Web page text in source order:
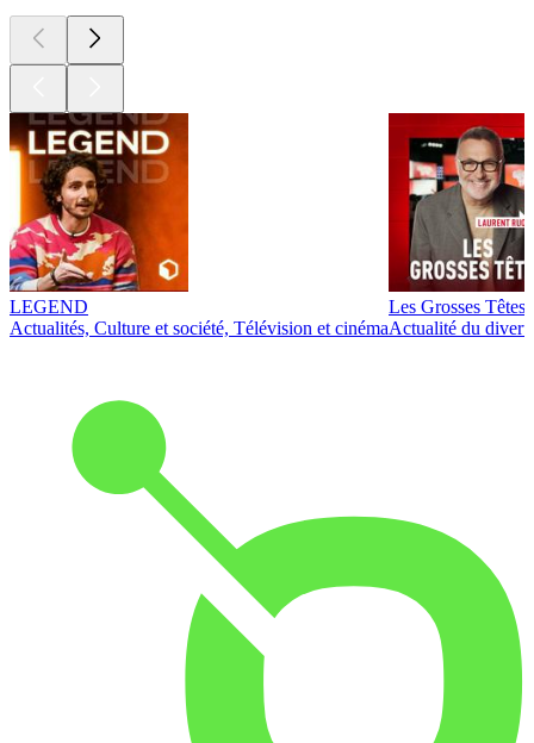
LEGEND
Actualités, Culture et société, Télévision et cinéma
Les Grosses Têtes
Actualité du